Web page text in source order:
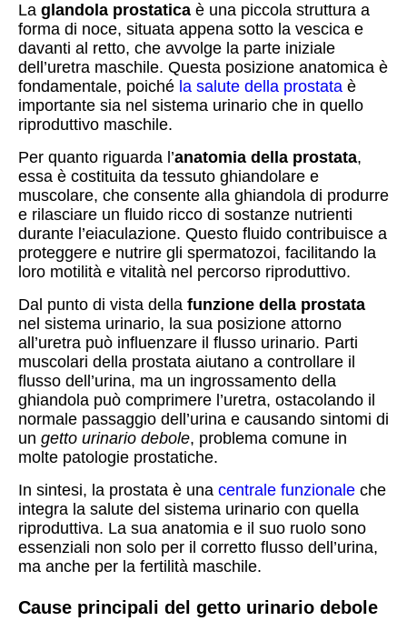
La glandola prostatica è una piccola struttura a
forma di noce, situata appena sotto la vescica e
davanti al retto, che avvolge la parte iniziale
dell’uretra maschile. Questa posizione anatomica è
fondamentale, poiché la salute della prostata è
importante sia nel sistema urinario che in quello
riproduttivo maschile.
Per quanto riguarda l’anatomia della prostata,
essa è costituita da tessuto ghiandolare e
muscolare, che consente alla ghiandola di produrre
e rilasciare un fluido ricco di sostanze nutrienti
durante l’eiaculazione. Questo fluido contribuisce a
proteggere e nutrire gli spermatozoi, facilitando la
loro motilità e vitalità nel percorso riproduttivo.
Dal punto di vista della funzione della prostata
nel sistema urinario, la sua posizione attorno
all’uretra può influenzare il flusso urinario. Parti
muscolari della prostata aiutano a controllare il
flusso dell’urina, ma un ingrossamento della
ghiandola può comprimere l’uretra, ostacolando il
normale passaggio dell’urina e causando sintomi di
un getto urinario debole, problema comune in
molte patologie prostatiche.
In sintesi, la prostata è una centrale funzionale che
integra la salute del sistema urinario con quella
riproduttiva. La sua anatomia e il suo ruolo sono
essenziali non solo per il corretto flusso dell’urina,
ma anche per la fertilità maschile.
Cause principali del getto urinario debole